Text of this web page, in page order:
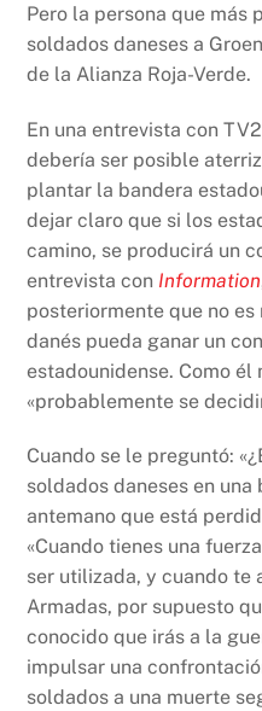
Pero la persona que más
soldados daneses a
de la Alianza Roja-Verde.
En una entrevista con
debería ser posible
plantar la bandera
dejar claro que si los
camino, se producirá un
entrevista con Information
posteriormente que no
danés pueda ganar un
estadounidense. Como él
«probablemente se
Cuando se le preguntó:
soldados daneses en
antemano que está
«Cuando tienes una
ser utilizada, y cuando te
Armadas, por supuesto
conocido que irás a la
impulsar una
soldados a una muerte